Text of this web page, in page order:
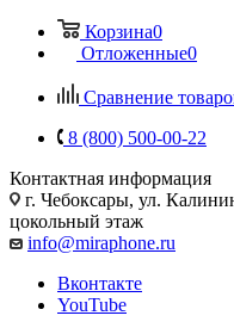
Корзина0
Отложенные0
Сравнение
8 (800) 500-00-22
Контактная информация
г. Чебоксары, ул.
цокольный этаж
info@miraphone.ru
Вконтакте
YouTube